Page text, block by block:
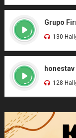
Grupo
130
128